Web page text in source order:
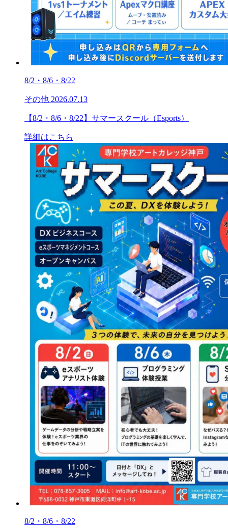
8/2・8/6・8/22
その他 2026.07.13
【8/2・8/6・8/22】サマースクール（Esports）
詳細はこちら
8/2・8/6・8/22